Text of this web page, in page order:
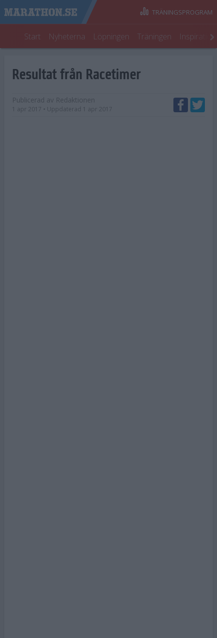
Start Nyheterna Löpningen Träningen
TRÄNINGSPROGRAM
Resultat från Racetimer
Publicerad av Redaktionen
1 apr 2017 • Uppdaterad 1 apr 2017